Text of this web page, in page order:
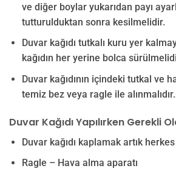
ve diğer boylar yukarıdan payı
tutturulduktan sonra kesilmelidir.
Duvar kağıdı tutkalı kuru yer
kağıdın her yerine bolca
Duvar kağıdının içindeki tutkal ve
temiz bez veya ragle ile alınmalıdır.
Duvar Kağıdı Yapılırken Gerekli
Duvar kağıdı kaplamak artık
Ragle – Hava alma aparatı